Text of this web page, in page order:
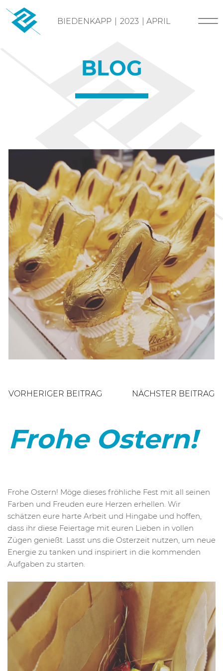
Skip
content
BIEDENKAPP 2023 APRIL
BLOG
Beitragsnavigation
VORHERIGER BEITRAG NÄCHSTER BEITRAG
Frohe Ostern!
Frohe Ostern! Möge dieses fröhliche Fest mit all seinen
Farben und Freuden eure Herzen erhellen. Wir
schätzen eure harte Arbeit und Hingabe und hoffen,
dass ihr diese Feiertage mit euren Lieben in vollen
Zügen genießt. Lasst uns die Osterzeit nutzen, um neue
Energie zu tanken und inspiriert in die kommenden
Aufgaben zu starten.